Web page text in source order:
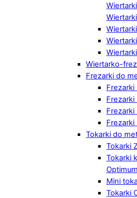
Wiertarko-
Frezarki do
Frezarki
Tokarki do
Tokarki
Tokarki
Optimum
Mini
Tokarki